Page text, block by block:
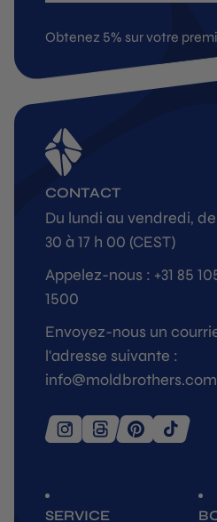
Obtenez 5% sur votre
SERVICE
CONTACT
Du lundi au vendredi,
30 à 17 h 00 (CEST)
Appelez-nous : +31 85
1500
Envoyez-nous un
l'adresse suivante :
info@moldbrothers.com